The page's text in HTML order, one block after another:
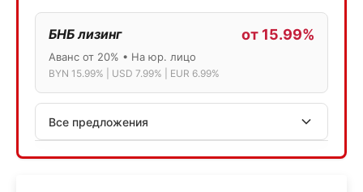
БНБ лизинг от 15.99%
Аванс от 20% • На юр. лицо
BYN 15.99% | USD 7.99% | EUR 6.99%
Все предложения
АСБ лизинг